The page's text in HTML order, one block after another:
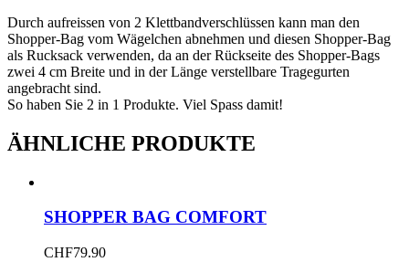
Durch aufreissen von 2 Klettbandverschlüssen kann man den
Shopper-Bag vom Wägelchen abnehmen und diesen Shopper-Bag
als Rucksack verwenden, da an der Rückseite des Shopper-Bags
zwei 4 cm Breite und in der Länge verstellbare Tragegurten
angebracht sind.
So haben Sie 2 in 1 Produkte. Viel Spass damit!
ÄHNLICHE PRODUKTE
SHOPPER BAG COMFORT
CHF79.90